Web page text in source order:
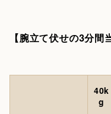
【腕立て伏せの3分間
40k
g